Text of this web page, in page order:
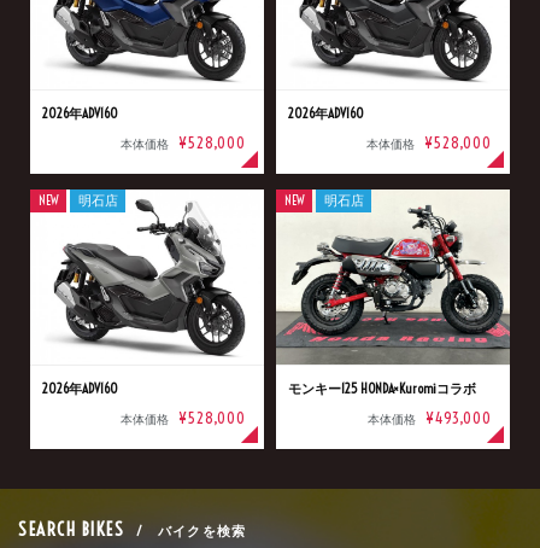
2026年ADV160
本体価格 ¥528,000
2026年ADV160
本体価格 ¥528,000
2026年ADV160
本体価格 ¥528,000
NEW 明石店
モンキー125 HONDA×Kuromiコラボ
本体価格 ¥493,000
NEW 明石店
SEARCH BIKES / バイクを検索